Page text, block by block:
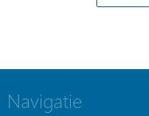
Navigatie